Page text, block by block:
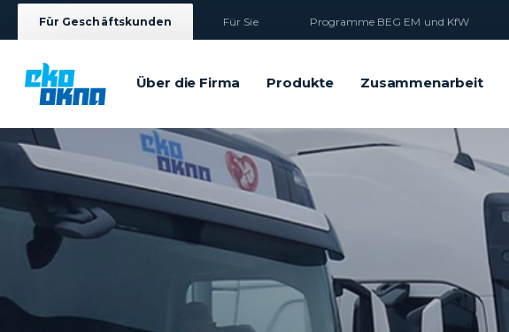
Für Geschäftskunden Für Sie Programme BEG EM und KfW
Über die Firma Produkte Zusammenarbeit